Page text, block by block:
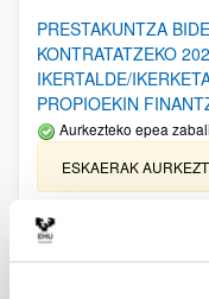
PRESTAKUNTZA
KONTRATATZEKO
IKERTALDE/
PROPIOEKIN
Aurkezteko epea
ESKAERAK
UPV/EHUn
erosi eta berritzeko